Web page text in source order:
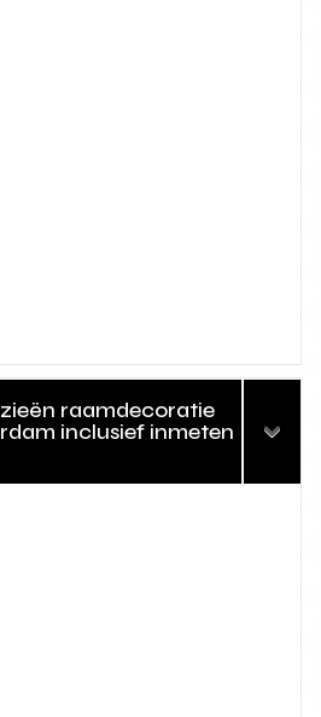
raamdecoratie
inclusief inmeten